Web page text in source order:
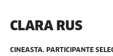
CLARA RUS
CINEASTA. PARTICIPANTE